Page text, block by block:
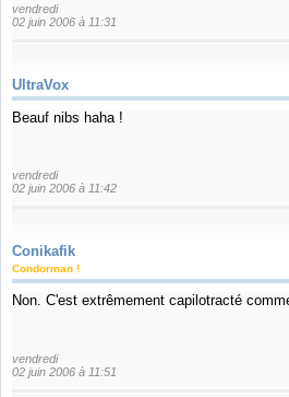
vendredi
02 juin 2006 à 11:31
UltraVox
Beauf nibs haha !
vendredi
02 juin 2006 à 11:42
Conikafik
Condorman !
Non. C'est extrêmement capilotracté
vendredi
02 juin 2006 à 11:51